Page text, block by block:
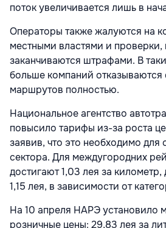
поток увеличивается лишь в
Операторы также жалуются на
местными властями и проверки,
заканчиваются штрафами. В
больше компаний отказываются
маршрутов полностью.
Национальное агентство
повысило тарифы из-за роста
заявив, что это необходимо для
сектора. Для междугородних
достигают 1,03 лея за
1,15 лея, в зависимости от
На 10 апреля НАРЭ установило
розничные цены: 29,83 лея за